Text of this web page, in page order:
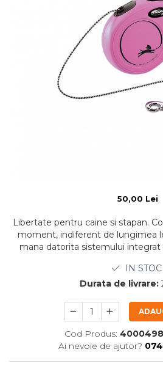
50,00 Lei
Libertate pentru caine si stapan.
moment, indiferent de lungimea
mana datorita sistemului integrat
IN STOC
Durata de livrare:
Cod Produs:
Ai nevoie de ajutor?